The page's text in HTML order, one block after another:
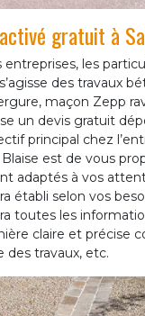
gratuit à
les
des travaux
maçon Zepp
un devis gratuit
principal chez
est de vous
adaptés à vos
établi selon vos
toutes les
claire et précise
des travaux, etc.